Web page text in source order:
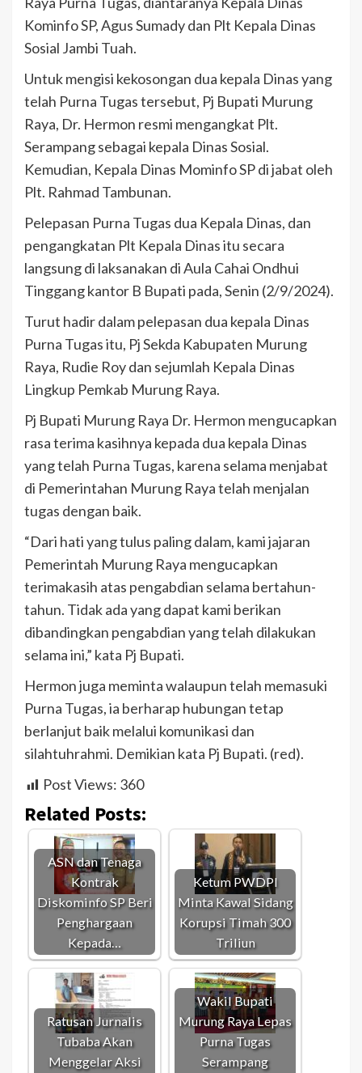
Kominfo SP, Agus Sumady dan Plt Kepala Dinas
Sosial Jambi Tuah.
Untuk mengisi kekosongan dua kepala Dinas yang
telah Purna Tugas tersebut, Pj Bupati Murung
Raya, Dr. Hermon resmi mengangkat Plt.
Serampang sebagai kepala Dinas Sosial.
Kemudian, Kepala Dinas Mominfo SP di jabat oleh
Plt. Rahmad Tambunan.
Pelepasan Purna Tugas dua Kepala Dinas, dan
pengangkatan Plt Kepala Dinas itu secara
langsung di laksanakan di Aula Cahai Ondhui
Tinggang kantor B Bupati pada, Senin (2/9/2024).
Turut hadir dalam pelepasan dua kepala Dinas
Purna Tugas itu, Pj Sekda Kabupaten Murung
Raya, Rudie Roy dan sejumlah Kepala Dinas
Lingkup Pemkab Murung Raya.
Pj Bupati Murung Raya Dr. Hermon mengucapkan
rasa terima kasihnya kepada dua kepala Dinas
yang telah Purna Tugas, karena selama menjabat
di Pemerintahan Murung Raya telah menjalan
tugas dengan baik.
“Dari hati yang tulus paling dalam, kami jajaran
Pemerintah Murung Raya mengucapkan
terimakasih atas pengabdian selama bertahun-
tahun. Tidak ada yang dapat kami berikan
dibandingkan pengabdian yang telah dilakukan
selama ini,” kata Pj Bupati.
Hermon juga meminta walaupun telah memasuki
Purna Tugas, ia berharap hubungan tetap
berlanjut baik melalui komunikasi dan
silahtuhrahmi. Demikian kata Pj Bupati. (red).
Post Views: 360
Related Posts:
ASN dan Tenaga
Kontrak
Diskominfo SP Beri
Penghargaan
Kepada…
Ketum PWDPI
Minta Kawal Sidang
Korupsi Timah 300
Triliun
Ratusan Jurnalis
Tubaba Akan
Menggelar Aksi
Wakil Bupati
Murung Raya Lepas
Purna Tugas
Serampang